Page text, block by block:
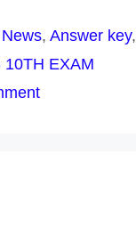
, Answer key,
10TH EXAM